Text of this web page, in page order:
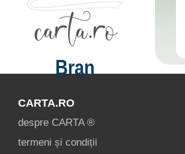
Bran
CARTA.RO
despre CARTA ®
termeni și condiții